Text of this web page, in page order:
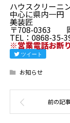
ハウスクリーニ
中心に県内一円
美装匠
〒708-0363 岡
TEL：0868-
※営業電話お断り
ツイート
お知らせ